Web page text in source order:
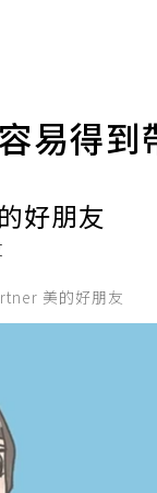
易得
好朋友
美的好朋友